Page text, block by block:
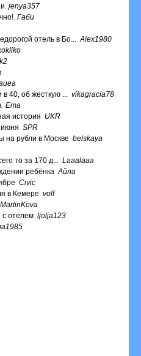
jenya357
Габи
отель в Бо... Alex1980
в 40, об жесткую ... vikagracia78
Ema
история UKR
SPR
на рубли в Москве belskaya
то за 170 д... Laaalaaa
ребёнка Айла
Civic
в Кемере volf
с отелем ljolja123